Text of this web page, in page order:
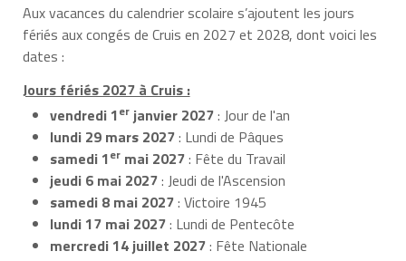
Aux vacances du calendrier scolaire s’ajoutent les jours
fériés aux congés de Cruis en 2027 et 2028, dont voici les
dates :
Jours fériés 2027 à Cruis :
vendredi 1er janvier 2027: Jour de l'an
lundi 29 mars 2027: Lundi de Pâques
samedi 1er mai 2027: Fête du Travail
jeudi 6 mai 2027: Jeudi de l'Ascension
samedi 8 mai 2027: Victoire 1945
lundi 17 mai 2027: Lundi de Pentecôte
mercredi 14 juillet 2027: Fête Nationale